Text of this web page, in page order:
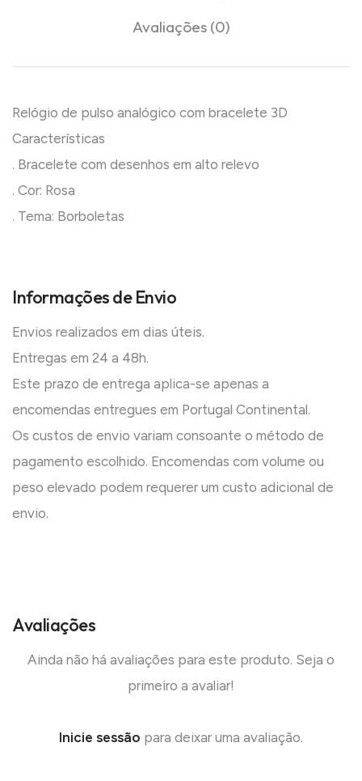
Avaliações (0)
Relógio de pulso analógico com bracelete 3D
Características
. Bracelete com desenhos em alto relevo
. Cor: Rosa
. Tema: Borboletas
Informações de Envio
Envios realizados em dias úteis.
Entregas em 24 a 48h.
Este prazo de entrega aplica-se apenas a
encomendas entregues em Portugal Continental.
Os custos de envio variam consoante o método de
pagamento escolhido. Encomendas com volume ou
peso elevado podem requerer um custo adicional de
envio.
Avaliações
Ainda não há avaliações para este produto. Seja o
primeiro a avaliar!
Inicie sessão para deixar uma avaliação.